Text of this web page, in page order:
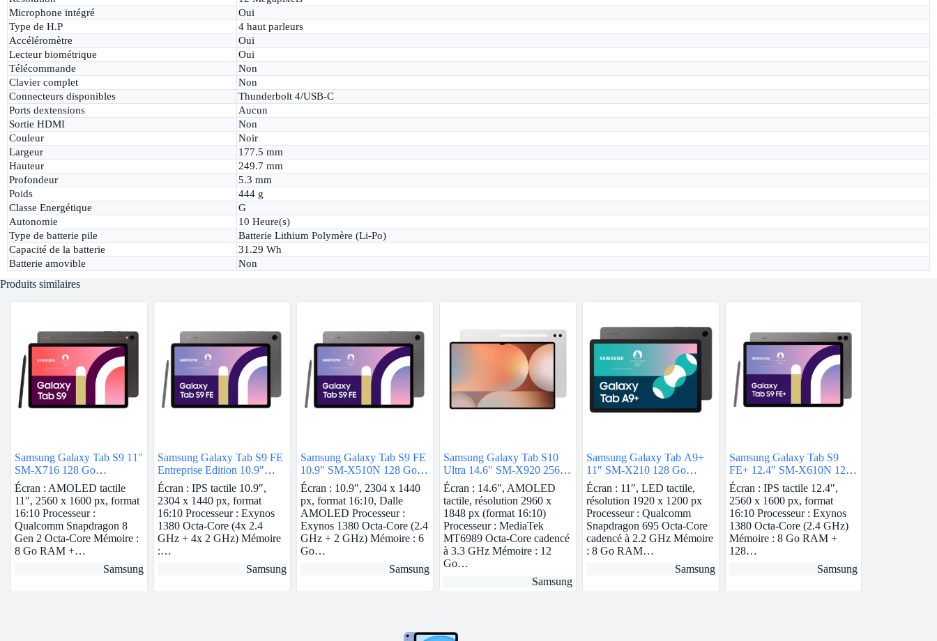
Microphone intégré
Oui
Type de H.P
4 haut parleurs
Accéléromètre
Oui
Lecteur biométrique
Oui
Télécommande
Non
Clavier complet
Non
Connecteurs disponibles
Thunderbolt 4/USB-C
Ports dextensions
Aucun
Sortie HDMI
Non
Couleur
Noir
Largeur
177.5 mm
Hauteur
249.7 mm
Profondeur
5.3 mm
Poids
444 g
Classe Energétique
G
Autonomie
10 Heure(s)
Type de batterie pile
Batterie Lithium Polymère (Li-Po)
Capacité de la batterie
31.29 Wh
Batterie amovible
Non
Produits similaires
Samsung Galaxy Tab S9 11″
SM-X716 128 Go
Anthracite 5G
Écran : AMOLED tactile
11″, 2560 x 1600 px, format
16:10 Processeur :
Qualcomm Snapdragon 8
Gen 2 Octa-Core Mémoire :
8 Go RAM +…
Samsung
Samsung Galaxy Tab S9 FE
Entreprise Edition 10.9″
SM-X510N 128 Go
Anthracite 5G
Écran : IPS tactile 10.9″,
2304 x 1440 px, format
16:10 Processeur : Exynos
1380 Octa-Core (4x 2.4
GHz + 4x 2 GHz) Mémoire
:…
Samsung
Samsung Galaxy Tab S9 FE
10.9″ SM-X510N 128 Go
Anthracite 5G
Écran : 10.9″, 2304 x 1440
px, format 16:10, Dalle
AMOLED Processeur :
Exynos 1380 Octa-Core (2.4
GHz + 2 GHz) Mémoire : 6
Go…
Samsung
Samsung Galaxy Tab S10
Ultra 14.6″ SM-X920 256
Go Argent Wi-Fi
Écran : 14.6″, AMOLED
tactile, résolution 2960 x
1848 px (format 16:10)
Processeur : MediaTek
MT6989 Octa-Core cadencé
à 3.3 GHz Mémoire : 12
Go…
Samsung
Samsung Galaxy Tab A9+
11″ SM-X210 128 Go
Anthracite Wi-Fi
Écran : 11″, LED tactile,
résolution 1920 x 1200 px
Processeur : Qualcomm
Snapdragon 695 Octa-Core
cadencé à 2.2 GHz Mémoire
: 8 Go RAM…
Samsung
Samsung Galaxy Tab S9
FE+ 12.4″ SM-X610N 128
Go Anthracite
Écran : IPS tactile 12.4″,
2560 x 1600 px, format
16:10 Processeur : Exynos
1380 Octa-Core (2.4 GHz)
Mémoire : 8 Go RAM +
128…
Samsung